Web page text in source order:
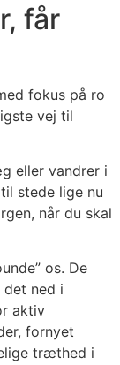
får
fokus på ro
vej til
eller vandrer i
stede lige nu
når du skal
os. De
ned i
aktiv
fornyet
træthed i